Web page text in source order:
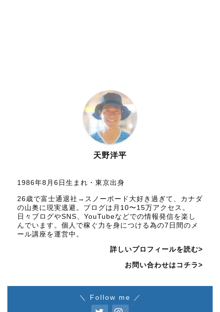
天野洋平
1986年8月6日生まれ・東京出身
26歳で富士通退社→スノーボード大好き過ぎて、カナダ
の山奥に現実逃避。ブログは月10〜15万アクセス。
日々ブログやSNS、YouTubeなどでの情報発信を楽し
んでいます。個人で稼ぐ力を身につける為の7日間のメ
ール講座を運営中。
詳しいプロフィールを読む>
お問い合わせはコチラ>
＼ Follow me ／